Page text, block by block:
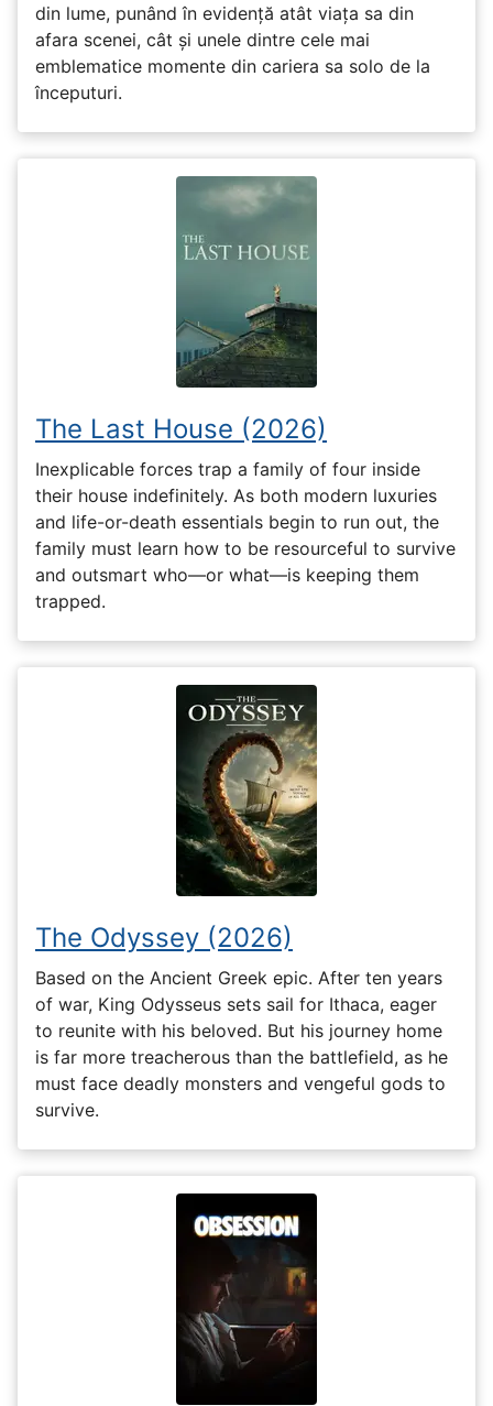
din lume, punând în evidență atât viața sa din
afara scenei, cât și unele dintre cele mai
emblematice momente din cariera sa solo de la
începuturi.
The Last House (2026)
Inexplicable forces trap a family of four inside
their house indefinitely. As both modern luxuries
and life-or-death essentials begin to run out, the
family must learn how to be resourceful to survive
and outsmart who—or what—is keeping them
trapped.
The Odyssey (2026)
Based on the Ancient Greek epic. After ten years
of war, King Odysseus sets sail for Ithaca, eager
to reunite with his beloved. But his journey home
is far more treacherous than the battlefield, as he
must face deadly monsters and vengeful gods to
survive.